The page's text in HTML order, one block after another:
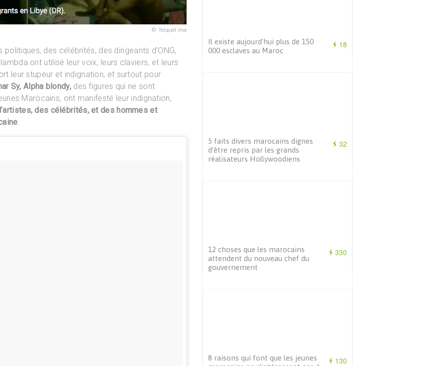
Telquel.ma
des célébrités, des dirigeants d’ONG,
ont utilisé leur voix, leurs claviers, et leurs
leur stupeur et indignation, et surtout pour
Sy, Alpha blondy,des figures qui ne sont
Marocains, ont manifesté leur indignation,
des célébrités, et des hommes et
18
Il existe aujourd’hui plus de 150
000 esclaves au Maroc
32
5 faits divers marocains dignes
d’être repris par les grands
réalisateurs Hollywoodiens
330
12 choses que les marocains
attendent du nouveau chef du
gouvernement
130
8 raisons qui font que les jeunes